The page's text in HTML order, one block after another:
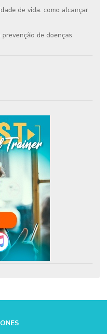
de vida: como alcançar
de doenças